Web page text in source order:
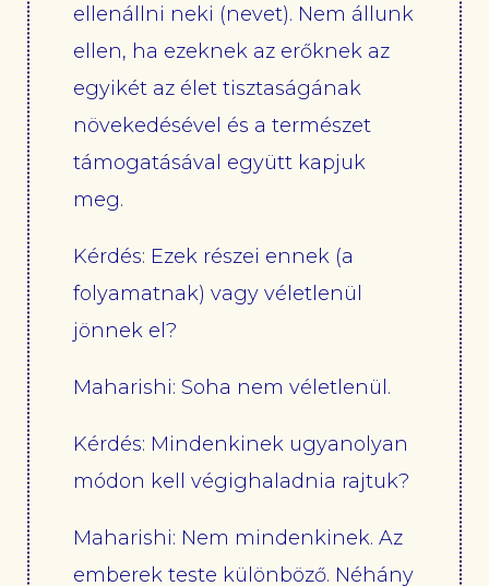
ellenállni neki (nevet). Nem állunk
ellen, ha ezeknek az erőknek az
egyikét az élet tisztaságának
növekedésével és a természet
támogatásával együtt kapjuk
meg.
Kérdés: Ezek részei ennek (a
folyamatnak) vagy véletlenül
jönnek el?
Maharishi: Soha nem véletlenül.
Kérdés: Mindenkinek ugyanolyan
módon kell végighaladnia rajtuk?
Maharishi: Nem mindenkinek. Az
emberek teste különböző. Néhány